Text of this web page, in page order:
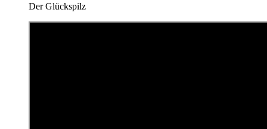
Der Glückspilz